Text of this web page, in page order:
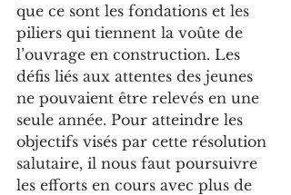
que ce sont les fondations et les
piliers qui tiennent la voûte de
l’ouvrage en construction. Les
défis liés aux attentes des jeunes
ne pouvaient être relevés en une
seule année. Pour atteindre les
objectifs visés par cette résolution
salutaire, il nous faut poursuivre
les efforts en cours avec plus de